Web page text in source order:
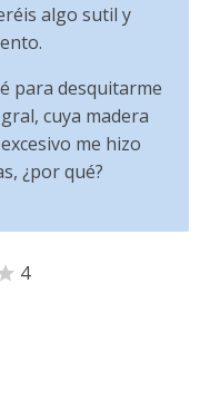
algo sutil y
para desquitarme
cuya madera
me hizo
¿por qué?
4